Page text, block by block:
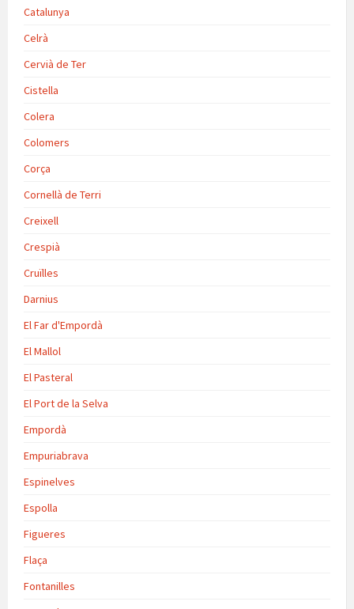
Catalunya
Celrà
Cervià de Ter
Cistella
Colera
Colomers
Corça
Cornellà de Terri
Creixell
Crespià
Cruïlles
Darnius
El Far d'Empordà
El Mallol
El Pasteral
El Port de la Selva
Empordà
Empuriabrava
Espinelves
Espolla
Figueres
Flaça
Fontanilles